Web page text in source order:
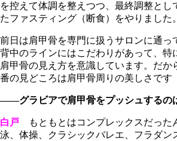
を控えて体調を整えつつ、最終調整とし
たファスティング（断食）をやりました。
前日は肩甲骨を専門に扱うサロンに通っ
背中のラインにはこだわりがあって、特
肩甲骨の見え方を意識しています。だか
番の見どころは肩甲骨周りの美しさです
――グラビアで肩甲骨をプッシュするの
白戸 もともとはコンプレックスだった
泳、体操、クラシックバレエ、フラダン